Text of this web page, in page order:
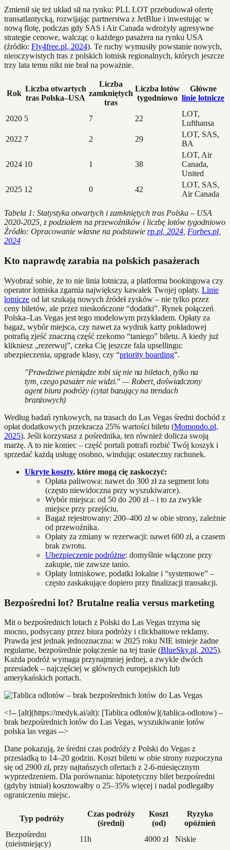
Zmienił się też układ sił na rynku: PLL LOT przebudował ofertę
transatlantycką, rozwijając partnerstwa z JetBlue i inwestując w
nową flotę, podczas gdy SAS i Air Canada wdrożyły agresywne
strategie cenowe, walcząc o każdego pasażera na rynku USA
(źródło: Fly4free.pl, 2024). Te ruchy wymusiły powstanie nowych,
nieoczywistych tras z polskich lotnisk regionalnych, których jeszcze
trzy lata temu nikt nie brał na poważnie.
Rok
Liczba otwartych
tras Polska–USA
Liczba
zamkniętych
tras
Liczba lotów
tygodniowo
Główne
linie lotnicze
2020 5 7 22
LOT,
Lufthansa
2022 7 2 29
LOT, SAS,
BA
2024 10 1 38
LOT, Air
Canada,
United
2025 12 0 42
LOT, SAS,
Air Canada
Tabela 1: Statystyka otwartych i zamkniętych tras Polska – USA
2020-2025, z podziałem na przewoźników i liczbę lotów tygodniowo
Źródło: Opracowanie własne na podstawie rp.pl, 2024 Forbes.pl,
2024
Kto naprawdę zarabia na polskich pasażerach
Wyobraź sobie, że to nie linia lotnicza, a platforma bookingowa czy
operator lotniska zgarnia największy kawałek Twojej opłaty. Linie
lotnicze od lat szukają nowych źródeł zysków – nie tylko przez
ceny biletów, ale przez nieskończone “dodatki”. Rynek połączeń
Polska–Las Vegas jest tego modelowym przykładem. Opłaty za
bagaż, wybór miejsca, czy nawet za wydruk karty pokładowej
potrafią zjeść znaczną część rzekomo “taniego” biletu. A kiedy już
klikniesz „rezerwuj”, czeka Cię jeszcze fala upsellingu:
ubezpieczenia, upgrade klasy, czy “priority boarding”.
"Prawdziwe pieniądze robi się nie na biletach, tylko na
tym, czego pasażer nie widzi." — Robert, doświadczony
agent biura podróży (cytat bazujący na trendach
branżowych)
Według badań rynkowych, na trasach do Las Vegas średni dochód z
opłat dodatkowych przekracza 25% wartości biletu (Momondo.pl,
2025). Jeśli korzystasz z pośrednika, ten również dolicza swoją
marżę. A to nie koniec – część portali potrafi rozbić Twój koszyk i
sprzedać każdą usługę osobno, windując ostateczny rachunek.
Ukryte koszty, które mogą cię zaskoczyć:
Opłata paliwowa: nawet do 300 zł za segment lotu
(często niewidoczna przy wyszukiwarce).
Wybór miejsca: od 50 do 200 zł – i to za zwykłe
miejsce przy przejściu.
Bagaż rejestrowany: 200–400 zł w obie strony, zależnie
od przewoźnika.
Opłaty za zmiany w rezerwacji: nawet 600 zł, a czasem
brak zwrotu.
Ubezpieczenie podróżne: domyślnie włączone przy
zakupie, nie zawsze tanio.
Opłaty lotniskowe, podatki lokalne i “systemowe” –
często zaskakujące dopiero przy finalizacji transakcji.
Bezpośredni lot? Brutalne realia versus marketing
Mit o bezpośrednich lotach z Polski do Las Vegas trzyma się
mocno, podsycany przez biura podróży i clickbaitowe reklamy.
Prawda jest jednak jednoznaczna: w 2025 roku NIE istnieje żadne
regularne, bezpośrednie połączenie na tej trasie (BlueSky.pl, 2025).
Każda podróż wymaga przynajmniej jednej, a zwykle dwóch
przesiadek – najczęściej w głównych europejskich lub
amerykańskich portach.
<!-- [alt](https://medyk.ai/alt): [Tablica odlotów](/tablica-odlotow) –
brak bezpośrednich lotów do Las Vegas, wyszukiwanie lotów
polska las vegas -->
Dane pokazują, że średni czas podróży z Polski do Vegas z
przesiadką to 14–20 godzin. Koszt biletu w obie strony rozpoczyna
się od 2900 zł, przy najtańszych ofertach z 2-6-miesięcznym
wyprzedzeniem. Dla porównania: hipotetyczny bilet bezpośredni
(gdyby istniał) kosztowałby o 25–35% więcej i nadal podlegałby
ograniczeniu miejsc.
Typ podróży
Czas podróży
(średni)
Koszt
(od)
Ryzyko
opóźnień
Bezpośredni
(nieistniejący)
11h 4000 zł
Niskie